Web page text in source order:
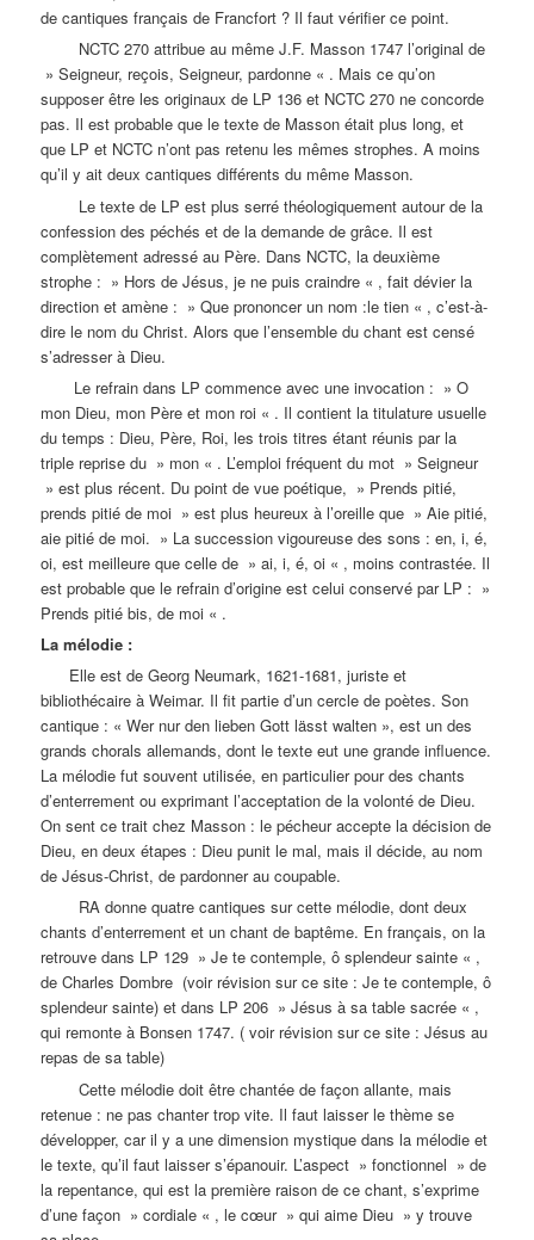
de cantiques français de Francfort ? Il faut vérifier ce point.
NCTC 270 attribue au même J.F. Masson 1747 l’original de
» Seigneur, reçois, Seigneur, pardonne « . Mais ce qu’on
supposer être les originaux de LP 136 et NCTC 270 ne concorde
pas. Il est probable que le texte de Masson était plus long, et
que LP et NCTC n’ont pas retenu les mêmes strophes. A moins
qu’il y ait deux cantiques différents du même Masson.
Le texte de LP est plus serré théologiquement autour de la
confession des péchés et de la demande de grâce. Il est
complètement adressé au Père. Dans NCTC, la deuxième
strophe : » Hors de Jésus, je ne puis craindre « , fait dévier la
direction et amène : » Que prononcer un nom :le tien « , c’est-à-
dire le nom du Christ. Alors que l’ensemble du chant est censé
s’adresser à Dieu.
Le refrain dans LP commence avec une invocation : » O
mon Dieu, mon Père et mon roi « . Il contient la titulature usuelle
du temps : Dieu, Père, Roi, les trois titres étant réunis par la
triple reprise du » mon « . L’emploi fréquent du mot » Seigneur
» est plus récent. Du point de vue poétique, » Prends pitié,
prends pitié de moi » est plus heureux à l’oreille que » Aie pitié,
aie pitié de moi. » La succession vigoureuse des sons : en, i, é,
oi, est meilleure que celle de » ai, i, é, oi « , moins contrastée. Il
est probable que le refrain d’origine est celui conservé par LP : »
Prends pitié bis, de moi « .
La mélodie :
Elle est de Georg Neumark, 1621-1681, juriste et
bibliothécaire à Weimar. Il fit partie d’un cercle de poètes. Son
cantique : « Wer nur den lieben Gott lässt walten », est un des
grands chorals allemands, dont le texte eut une grande influence.
La mélodie fut souvent utilisée, en particulier pour des chants
d’enterrement ou exprimant l’acceptation de la volonté de Dieu.
On sent ce trait chez Masson : le pécheur accepte la décision de
Dieu, en deux étapes : Dieu punit le mal, mais il décide, au nom
de Jésus-Christ, de pardonner au coupable.
RA donne quatre cantiques sur cette mélodie, dont deux
chants d’enterrement et un chant de baptême. En français, on la
retrouve dans LP 129 » Je te contemple, ô splendeur sainte « ,
de Charles Dombre (voir révision sur ce site : Je te contemple, ô
splendeur sainte) et dans LP 206 » Jésus à sa table sacrée « ,
qui remonte à Bonsen 1747. ( voir révision sur ce site : Jésus au
repas de sa table)
Cette mélodie doit être chantée de façon allante, mais
retenue : ne pas chanter trop vite. Il faut laisser le thème se
développer, car il y a une dimension mystique dans la mélodie et
le texte, qu’il faut laisser s’épanouir. L’aspect » fonctionnel » de
la repentance, qui est la première raison de ce chant, s’exprime
d’une façon » cordiale « , le cœur » qui aime Dieu » y trouve